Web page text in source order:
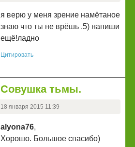
я верю у меня зрение намётаное
знаю что ты не врёшь .5) напиши
ещё!ладно
Цитировать
Совушка тьмы.
18 января 2015 11:39
alyona76,
Хорошо. Большое спасибо)